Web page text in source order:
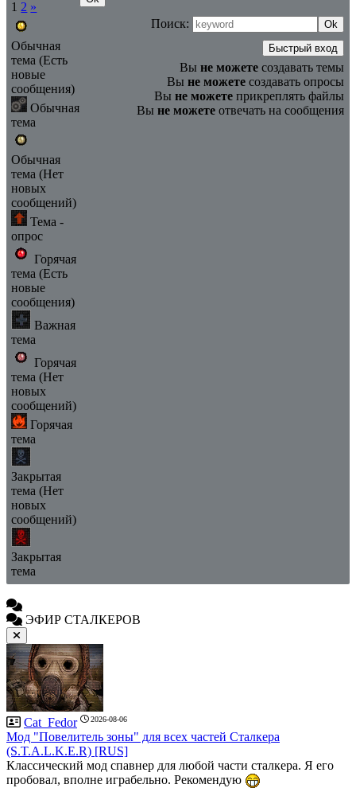
1 2 »
Обычная
тема (Есть
новые
сообщения)
Обычная
тема
Обычная
тема (Нет
новых
сообщений)
Тема -
опрос
Горячая
тема (Есть
новые
сообщения)
Важная
тема
Горячая
тема (Нет
новых
сообщений)
Горячая
тема
Закрытая
тема (Нет
новых
сообщений)
Закрытая
тема
Поиск:
Выне можете создавать темы
Выне можете создавать опросы
Выне можете прикреплять файлы
Выне можете отвечать на сообщения
ЭФИР СТАЛКЕРОВ
Cat_Fedor 2026-08-06
Мод "Повелитель зоны" для всех частей Сталкера
(S.T.A.L.K.E.R) [RUS]
Классический мод спавнер для любой части сталкера. Я его
пробовал, вполне играбельно. Рекомендую